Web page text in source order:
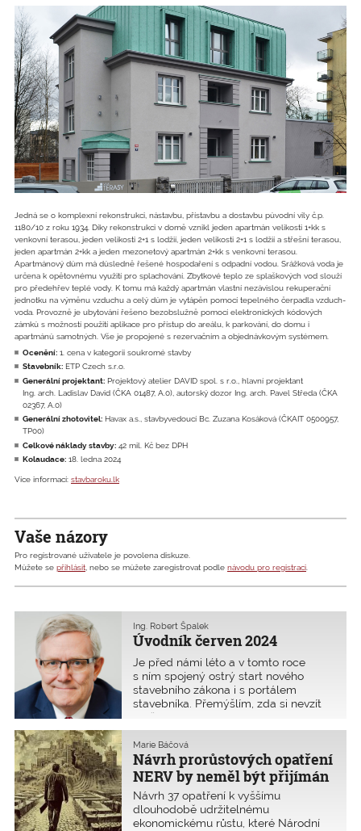
Jedná se o komplexní rekonstrukci, nástavbu, přístavbu a dostavbu původní vily č.p.
1180/10 z roku 1934. Díky rekonstrukci v domě vznikl jeden apartmán velikosti 1+kk s
venkovní terasou, jeden velikosti 2+1 s lodžií, jeden velikosti 2+1 s lodžií a střešní terasou,
jeden apartmán 2+kk a jeden mezonetový apartmán 2+kk s venkovní terasou.
Apartmánový dům má důsledně řešené hospodaření s odpadní vodou. Srážková voda je
určena k opětovnému využití pro splachování. Zbytkové teplo ze splaškových vod slouží
pro předehřev teplé vody. K tomu má každý apartmán vlastní nezávislou rekuperační
jednotku na výměnu vzduchu a celý dům je vytápěn pomocí tepelného čerpadla vzduch-
voda. Provozně je ubytování řešeno bezobslužně pomocí elektronických kódových
zámků s možností použití aplikace pro přístup do areálu, k parkování, do domu i
apartmánů samotných. Vše je propojené s rezervačním a objednávkovým systémem.
Ocenění: 1. cena v kategorii soukromé stavby
Stavebník: ETP Czech s.r.o.
Generální projektant: Projektový atelier DAVID spol. s r.o., hlavní projektant
Ing. arch. Ladislav David (ČKA 01487, A.0), autorský dozor Ing. arch. Pavel Středa (ČKA
02367, A.0)
Generální zhotovitel: Havax a.s., stavbyvedoucí Bc. Zuzana Kosáková (ČKAIT 0500957,
TP00)
Celkové náklady stavby: 42 mil. Kč bez DPH
Kolaudace: 18. ledna 2024
Více informací: stavbaroku.lk
Vaše názory
Pro registrované uživatele je povolena diskuze.
Můžete se přihlásit , nebo se můžete zaregistrovat podle návodu pro registraci
Úvodník červen 2024
Ing. Robert Špalek
Je před námi léto a v tomto roce
s ním spojený ostrý start nového
stavebního zákona i s portálem
stavebníka. Přemýšlím, zda si nevzít
delší dovolenou, protože tento
zákusek se nebude zřejmě trávit úplně
lehce. Poslední dva měsíce se
s přípravou šturmuje, použil b
Návrh prorůstových opatření
NERV by neměl být přijímán
jako mantra. Alespoň pro
stavebnictví
Marie Báčová
Návrh 37 opatření k vyššímu
dlouhodobě udržitelnému
ekonomickému růstu, které Národní